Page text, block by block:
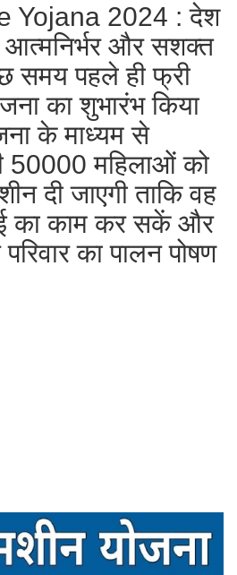
Yojana 2024 : देश
और सशक्त
समय पहले ही फ्री
का शुभारंभ किया
के माध्यम से
50000 महिलाओं को
दी जाएगी ताकि वह
का काम कर सकें और
का पालन पोषण